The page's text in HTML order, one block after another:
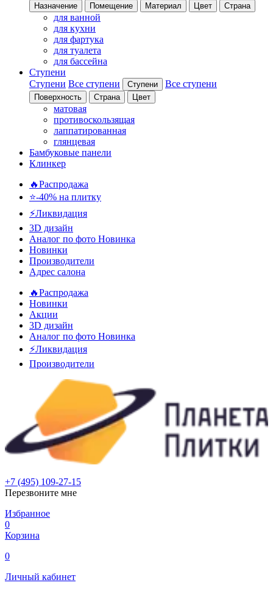
Назначение Помещение Материал Цвет Страна
для ванной
для кухни
для фартука
для туалета
для бассейна
Ступени
Ступени Все ступени Ступени Все ступени
Поверхность Страна Цвет
матовая
противоскользящая
лаппатированная
глянцевая
Бамбуковые панели
Клинкер
🔥Распродажа
⭐-40% на плитку
⚡️Ликвидация
3D дизайн
Аналог по фото Новинка
Новинки
Производители
Адрес салона
🔥Распродажа
Новинки
Акции
3D дизайн
Аналог по фото Новинка
⚡Ликвидация
Производители
+7 (495) 109-27-15
Перезвоните мне
Избранное
0
Корзина
0
Личный кабинет